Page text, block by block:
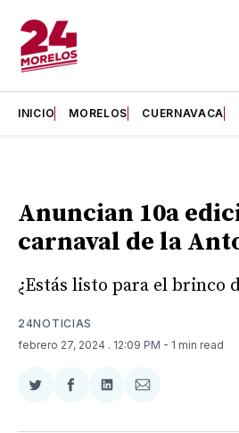
INICIO MORELOS CUERNAVACA
Anuncian 10a
carnaval de la
¿Estás listo para el brinco
24NOTICIAS
febrero 27, 2024 . 12:09 PM - 1 min read
Compartir
Twitter
Compartir
Facebook
Compartir
LinkedIn
Compartir
Email